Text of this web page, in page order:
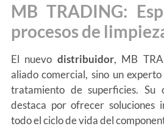
MB TRADING:
procesos de
El nuevo distribuidor, MB
aliado comercial, sino un
tratamiento de superficies. Su
destaca por ofrecer soluciones
todo el ciclo de vida del